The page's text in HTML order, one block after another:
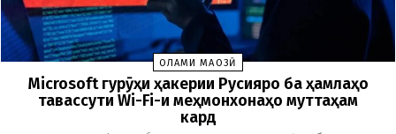
ОЛАМИ МАҶОЗӢ
Microsoft гурӯҳи ҳакерии Русияро ба ҳамлаҳо
тавассути Wi-Fi-и меҳмонхонаҳо муттаҳам
кард